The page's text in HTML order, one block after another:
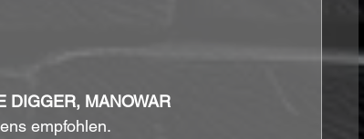
DIGGER, MANOWAR
empfohlen.